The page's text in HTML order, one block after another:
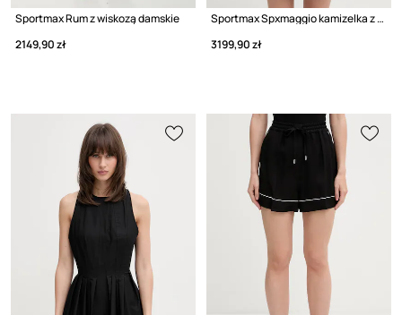
Sportmax Rum z wiskozą damskie
2149,90 zł
Sportmax Spxmaggio kamizelka z wiskozą damska
3199,90 zł